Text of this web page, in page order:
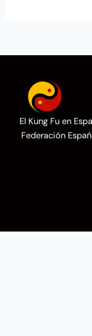
El Kung Fu en
Federación